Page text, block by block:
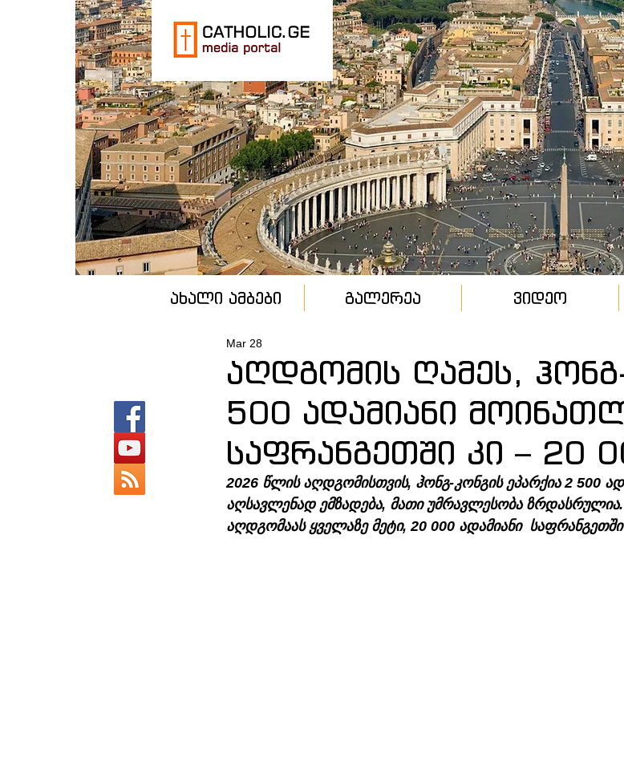
ახალი ამბები გალერეა ვიდეო
აღდგომის ღამეს,
500 ადამიანი
საფრანგეთში კი – 20
Mar 28
2026 წლის აღდგომისთვის, ჰონგ-კონგის ეპარქია 2 500
აღსავლენად ემზადება, მათი უმრავლესობა ზრდასრულია.
აღდგომაას ყველაზე მეტი, 20 000 ადამიანი